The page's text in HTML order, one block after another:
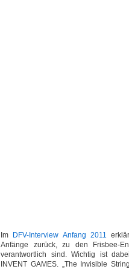
Im DFV-Interview Anfang 2011
Anfänge zurück, zu den Frisbee-
verantwortlich sind. Wichtig ist
INVENT GAMES. „The Invisible